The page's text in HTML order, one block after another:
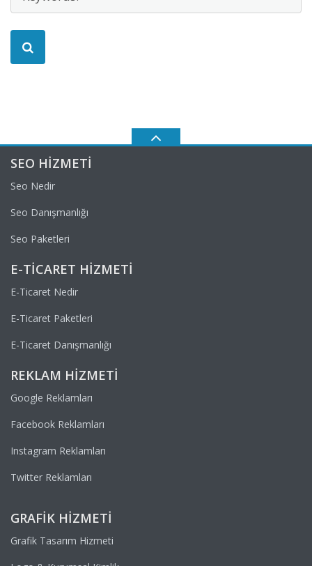
SEO HIZMETI
Seo Nedir
Seo Danışmanlığı
Seo Paketleri
E-TICARET HIZMETI
E-Ticaret Nedir
E-Ticaret Paketleri
E-Ticaret Danışmanlığı
REKLAM HIZMETI
Google Reklamları
Facebook Reklamları
Instagram Reklamları
Twitter Reklamları
GRAFIK HIZMETI
Grafik Tasarım Hizmeti